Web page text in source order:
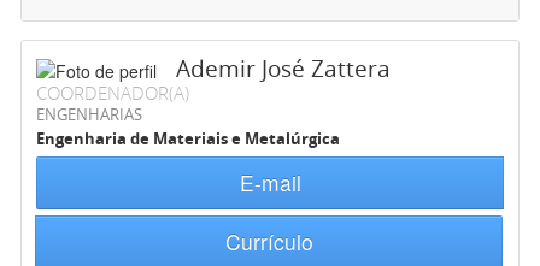
Ademir José Zattera
COORDENADOR(A)
ENGENHARIAS
Engenharia de Materiais e Metalúrgica
E-mail
Currículo